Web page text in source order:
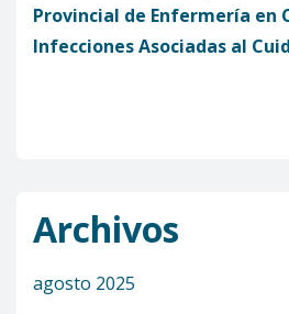
Provincial de Enfermería en
Infecciones Asociadas al
Archivos
agosto 2025